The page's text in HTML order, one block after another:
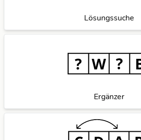
Lösungssuche
Ergänzer